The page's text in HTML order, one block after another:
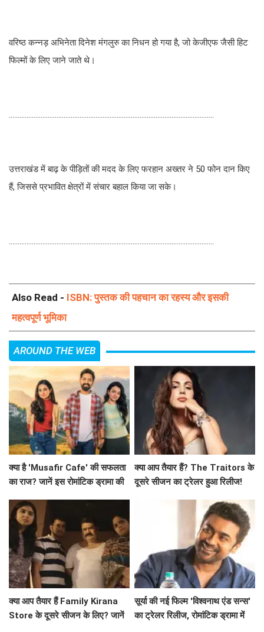
वरिष्ठ कन्नड़ अभिनेता दिनेश मंगलुरु का निधन हो गया है, जो केजीएफ जैसी हिट
फिल्मों के लिए जाने जाते थे।
....................................................................................................................
उत्तराखंड में बाढ़ के पीड़ितों की मदद के लिए फरहान अख्तर ने 50 फोन दान किए
हैं, जिससे प्रभावित क्षेत्रों में संचार बहाल किया जा सके।
....................................................................................................................
Also Read - ISBN: पुस्तक की पहचान का रहस्य और इसकी
महत्वपूर्ण भूमिका
AROUND THE WEB
क्या है 'Musafir Cafe' की सफलता
का राज? जानें इस रोमांटिक ड्रामा की
क्या आप तैयार हैं? The Traitors के
दूसरे सीजन का ट्रेलर हुआ रिलीज!
क्या आप तैयार हैं Family Kirana
Store के दूसरे सीजन के लिए? जानें
सूर्या की नई फिल्म 'विश्वनाथ एंड सन्स'
का ट्रेलर रिलीज, रोमांटिक ड्रामा में